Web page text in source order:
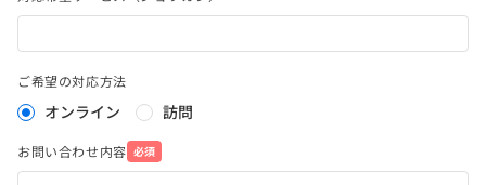
ご希望の対応方法
オンライン 訪問
お問い合わせ内容 必須